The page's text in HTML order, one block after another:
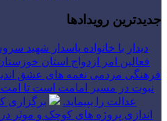
جدیدترین رویدادها
دیدار با خانواده پاسدار شهید
فعالین امر ازدواج استان
فرهنگی مردمی نغمه های عشق
نبوت در مسیر امامت است تا امت
عدالت را بپیماید.
برگزاری
اندازی پروژه های کوچک و